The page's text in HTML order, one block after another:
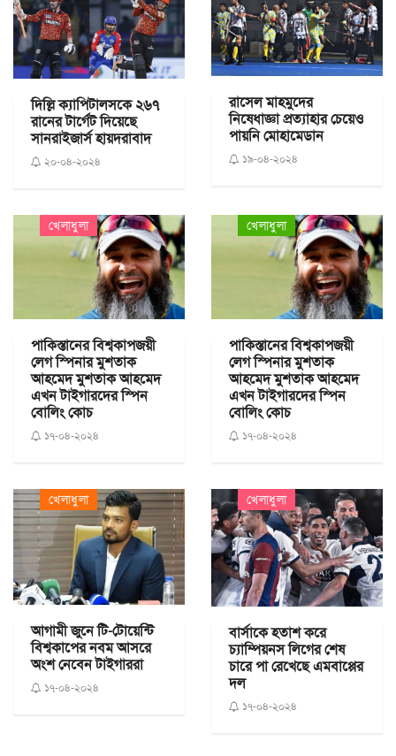
দিল্লি ক্যাপিটালসকে ২৬৭
রানের টার্গেট দিয়েছে
সানরাইজার্স হায়দরাবাদ
২০-০৪-২০২৪
রাসেল মাহমুদের
নিষেধাজ্ঞা প্রত্যাহার চেয়েও
পায়নি মোহামেডান
১৯-০৪-২০২৪
খেলাধুলা
পাকিস্তানের বিশ্বকাপজয়ী
লেগ স্পিনার মুশতাক
আহমেদ মুশতাক আহমেদ
এখন টাইগারদের স্পিন
বোলিং কোচ
১৭-০৪-২০২৪
খেলাধুলা
পাকিস্তানের বিশ্বকাপজয়ী
লেগ স্পিনার মুশতাক
আহমেদ মুশতাক আহমেদ
এখন টাইগারদের স্পিন
বোলিং কোচ
১৭-০৪-২০২৪
খেলাধুলা
আগামী জুনে টি-টোয়েন্টি
বিশ্বকাপের নবম আসরে
অংশ নেবেন টাইগাররা
১৭-০৪-২০২৪
খেলাধুলা
বার্সাকে হতাশ করে
চ্যাম্পিয়নস লিগের শেষ
চারে পা রেখেছে এমবাপ্পের
দল
১৭-০৪-২০২৪